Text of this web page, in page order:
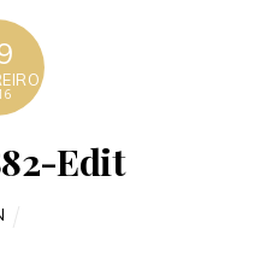
Edit